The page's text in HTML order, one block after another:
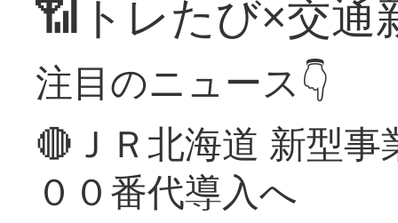
📶トレたび×交通
注目のニュース👇
🔴ＪＲ北海道 新型
００番代導入へ